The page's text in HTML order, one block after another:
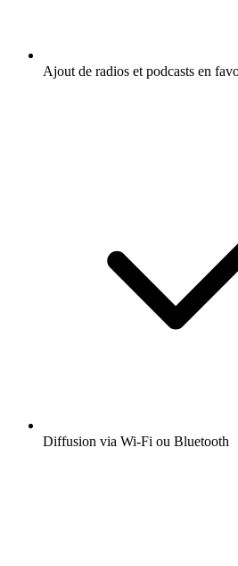
Ajout de radios et podcasts en
Diffusion via Wi-Fi ou Bluetooth